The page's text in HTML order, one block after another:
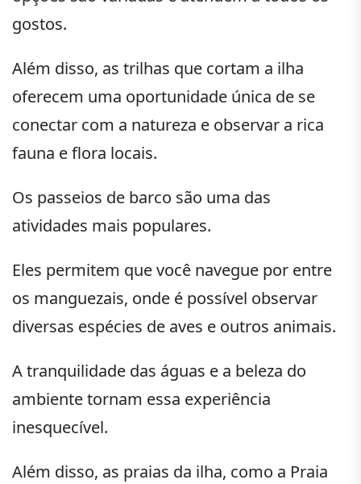
gostos.
Além disso, as trilhas que cortam a ilha
oferecem uma oportunidade única de se
conectar com a natureza e observar a rica
fauna e flora locais.
Os passeios de barco são uma das
atividades mais populares.
Eles permitem que você navegue por entre
os manguezais, onde é possível observar
diversas espécies de aves e outros animais.
A tranquilidade das águas e a beleza do
ambiente tornam essa experiência
inesquecível.
Além disso, as praias da ilha, como a Praia